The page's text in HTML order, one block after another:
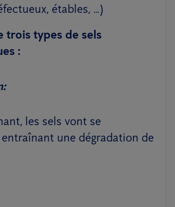
étables, …)
trois types de sels
:
les sels vont se
une dégradation de